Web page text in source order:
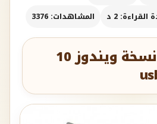
القراءة: 2 د المشاهدات: 3376
طريقة عمل نسخة ويندوز 10